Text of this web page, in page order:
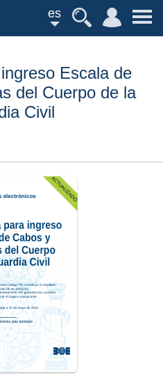
es
Escala de
del Cuerpo de la
Civil